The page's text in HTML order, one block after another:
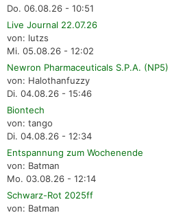
Do. 06.08.26 - 10:51
Live Journal 22.07.26
von: lutzs
Mi. 05.08.26 - 12:02
Newron Pharmaceuticals S.P.A. (NP5)
von: Halothanfuzzy
Di. 04.08.26 - 15:46
Biontech
von: tango
Di. 04.08.26 - 12:34
Entspannung zum Wochenende
von: Batman
Mo. 03.08.26 - 12:14
Schwarz-Rot 2025ff
von: Batman